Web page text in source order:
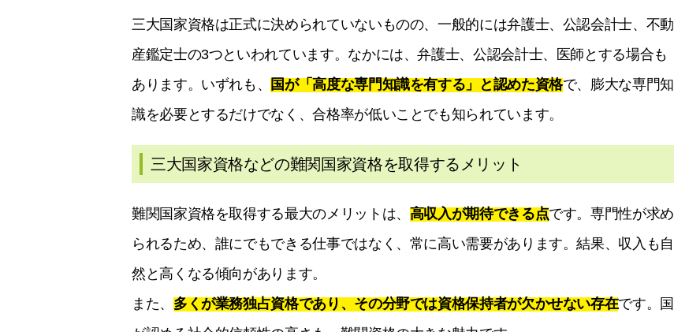
三大国家資格は正式に決められていないものの、一般的には弁護士、公認会計士、不動
産鑑定士の3つといわれています。なかには、弁護士、公認会計士、医師とする場合も
あります。いずれも、
国が「高度な専門知識を有する」と認めた資格で、膨大な専門知
識を必要とするだけでなく、合格率が低いことでも知られています。
三大国家資格などの難関国家資格を取得するメリット
難関国家資格を取得する最大のメリットは、 高収入が期待できる点です。専門性が求め
られるため、誰にでもできる仕事ではなく、常に高い需要があります。結果、収入も自
然と高くなる傾向があります。
また、 多くが業務独占資格であり、その分野では資格保持者が欠かせない存在です。国